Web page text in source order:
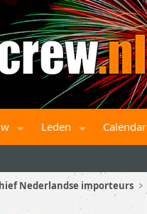
Leden Calendar
Nederlandse importeurs